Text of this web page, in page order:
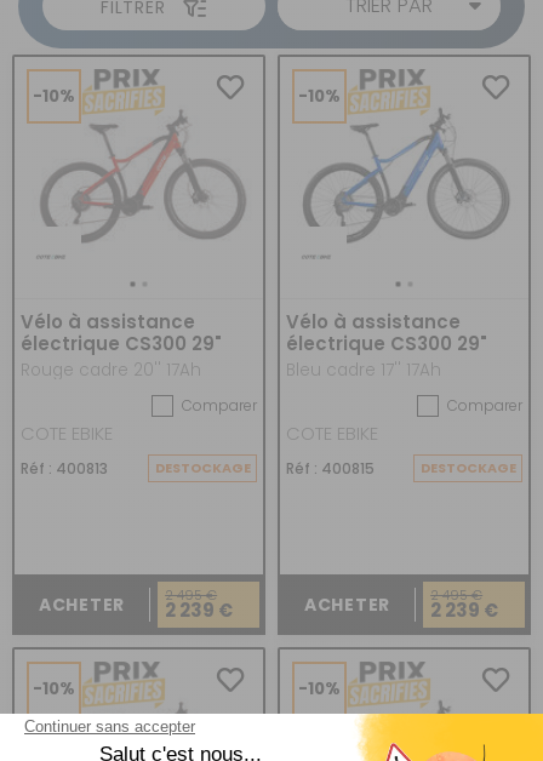
FILTRER
-10%
Vélo à assistance
électrique CS300 29"
Rouge cadre 20'' 17Ah
Comparer
COTE EBIKE
Réf : 400813 DESTOCKAGE
ACHETER 2 495 €
2 239 €
-10%
Vélo à assistance
électrique CS300 29"
Bleu cadre 17'' 17Ah
Comparer
COTE EBIKE
Réf : 400815 DESTOCKAGE
ACHETER 2 495 €
2 239 €
-10% -10%